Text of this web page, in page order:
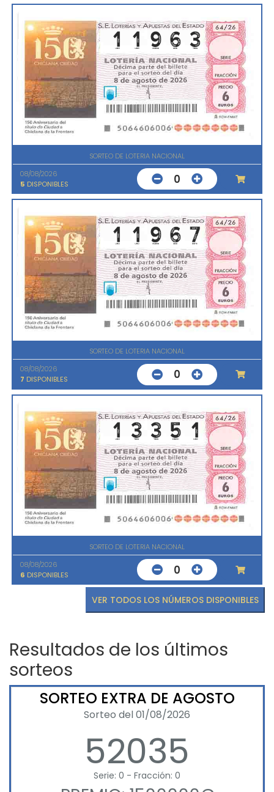
SORTEO DE LOTERIA NACIONAL
08/08/2026
5 DISPONIBLES 0
SORTEO DE LOTERIA NACIONAL
08/08/2026
7 DISPONIBLES 0
SORTEO DE LOTERIA NACIONAL
08/08/2026
6 DISPONIBLES 0
VER TODOS LOS NÚMEROS DISPONIBLES
Resultados de los últimos
sorteos
SORTEO EXTRA DE AGOSTO
Sorteo del 01/08/2026
52035
Serie: 0 - Fracción: 0